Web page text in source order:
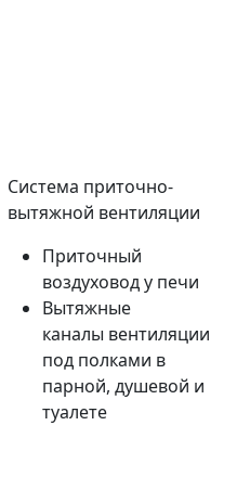
Система приточно-
вытяжной вентиляции
Приточный
воздуховод у печи
Вытяжные
каналы вентиляции
под полками в
парной, душевой и
туалете